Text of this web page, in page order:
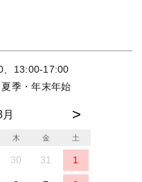
、13:00-17:00
季・年末年始
木 金 土
30 31 1